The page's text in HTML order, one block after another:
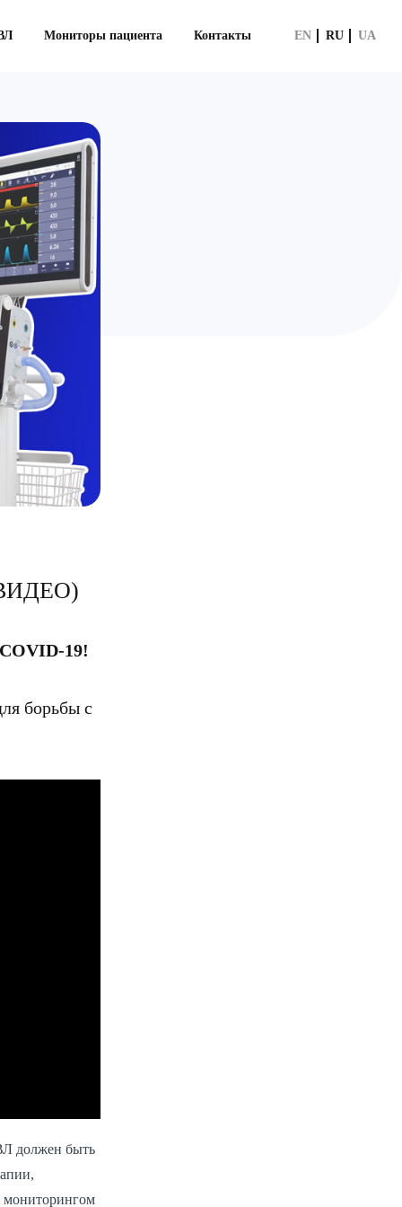
Мониторы пациента Контакты EN RU UA
19!
борьбы с
должен быть
мониторингом